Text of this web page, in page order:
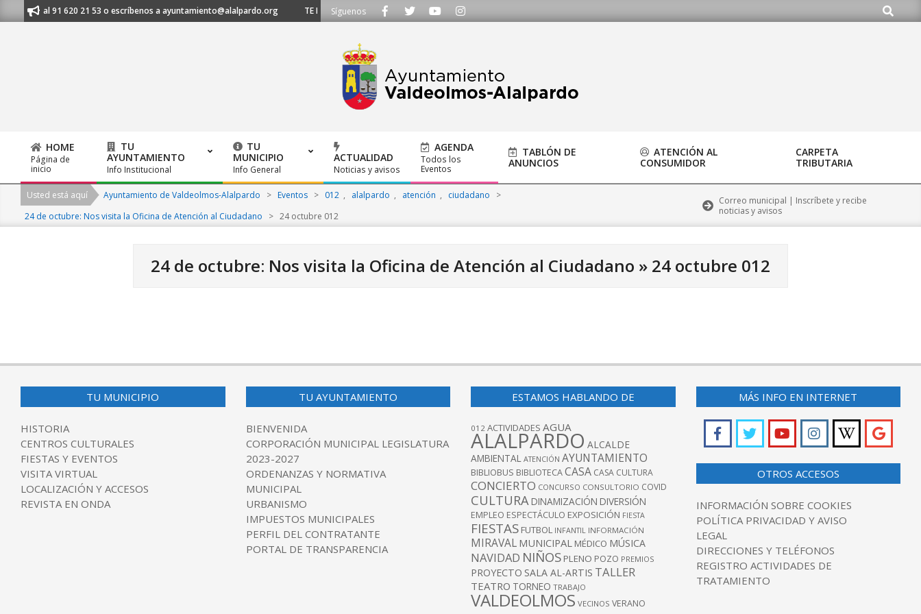
to
Llámanos al 91 620 21 53 o escríbenos a ayuntamiento@alalpardo.org TE ESCUCHAMOS - Llámanos al 91 620 21 53 o escríbenos a ayuntamiento@alalpardo.org
Síguenos Buscar
Primary
Navigation
Menu
HOME
Página de
inicio
TU
AYUNTAMIENTO
Info Institucional
TU
MUNICIPIO
Info General
ACTUALIDAD
Noticias y avisos
AGENDA
Todos los
Eventos
TABLÓN DE
ANUNCIOS
ATENCIÓN AL
CONSUMIDOR
CARPETA
TRIBUTARIA
Usted está aquí Ayuntamiento de Valdeolmos-Alalpardo > Eventos > 012 , alalpardo , atención , ciudadano
>
24 de octubre: Nos visita la Oficina de Atención al Ciudadano
> 24 octubre 012
Correo municipal | Inscríbete y recibe
noticias y avisos
24 de octubre: Nos visita la Oficina de Atención al Ciudadano » 24 octubre 012
10-
TU MUNICIPIO
HISTORIA
CENTROS CULTURALES
FIESTAS Y EVENTOS
VISITA VIRTUAL
LOCALIZACIÓN Y ACCESOS
REVISTA EN ONDA
TU AYUNTAMIENTO
BIENVENIDA
CORPORACIÓN MUNICIPAL LEGISLATURA
2023-2027
ORDENANZAS Y NORMATIVA
MUNICIPAL
URBANISMO
IMPUESTOS MUNICIPALES
PERFIL DEL CONTRATANTE
PORTAL DE TRANSPARENCIA
ESTAMOS HABLANDO DE
012 ACTIVIDADES AGUA
ALALPARDO ALCALDE
AMBIENTAL ATENCIÓN AYUNTAMIENTO
BIBLIOBUS BIBLIOTECACASA CASA CULTURA
CONCIERTO CONCURSO CONSULTORIO COVID
CULTURA DINAMIZACIÓN DIVERSIÓN
EMPLEO ESPECTÁCULO EXPOSICIÓN FIESTA
FIESTAS FUTBOL INFANTIL INFORMACIÓN
MIRAVAL MUNICIPAL MÉDICO MÚSICA
NAVIDAD NIÑOS PLENO POZO PREMIOS
PROYECTO SALA AL-ARTIS TALLER
TEATRO TORNEO TRABAJO
VALDEOLMOS VECINOS VERANO
MÁS INFO EN INTERNET
OTROS ACCESOS
INFORMACIÓN SOBRE COOKIES
POLÍTICA PRIVACIDAD Y AVISO
LEGAL
DIRECCIONES Y TELÉFONOS
REGISTRO ACTIVIDADES DE
TRATAMIENTO